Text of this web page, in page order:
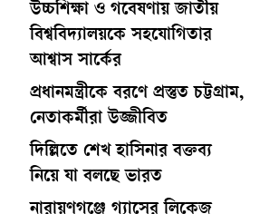
উচ্চশিক্ষা ও গবেষণায় জাতীয়
বিশ্ববিদ্যালয়কে সহযোগিতার
আশ্বাস সার্কের
প্রধানমন্ত্রীকে বরণে প্রস্তুত চট্টগ্রাম,
নেতাকর্মীরা উজ্জীবিত
দিল্লিতে শেখ হাসিনার বক্তব্য
নিয়ে যা বলছে ভারত